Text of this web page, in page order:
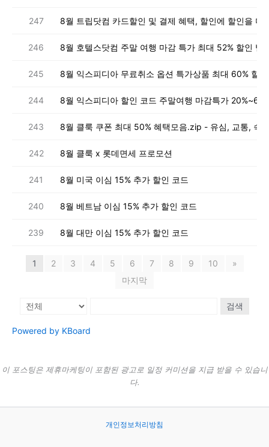
247
246 8월 호텔스닷컴 주말 여행 마감 특가 최대 52% 할인 받
245 8월 익스피디아 무료취소 옵션 특가상품 최대 60% 할인
244 8월 익스피디아 할인 코드 주말여행 마감특가
243
242 8월 클룩 x 롯데면세 프로모션
241 8월 미국 이심 15% 추가 할인 코드
240 8월 베트남 이심 15% 추가 할인 코드
239 8월 대만 이심 15% 추가 할인 코드
1 2 3 4 5 6 7 8 9 10
»
마지막
검색
Powered by KBoard
이 포스팅은 제휴마케팅이 포함된 광고로 일정 커미션을 지급 받을 수 있습니
다.
개인정보처리방침